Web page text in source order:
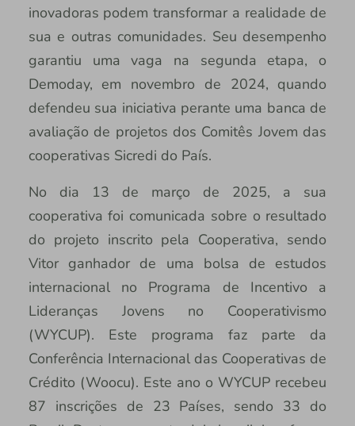
inovadoras podem transformar a realidade de
sua e outras comunidades. Seu desempenho
garantiu uma vaga na segunda etapa, o
Demoday, em novembro de 2024, quando
defendeu sua iniciativa perante uma banca de
avaliação de projetos dos Comitês Jovem das
cooperativas Sicredi do País.
No dia 13 de março de 2025, a sua
cooperativa foi comunicada sobre o resultado
do projeto inscrito pela Cooperativa, sendo
Vitor ganhador de uma bolsa de estudos
internacional no Programa de Incentivo a
Lideranças Jovens no Cooperativismo
(WYCUP). Este programa faz parte da
Conferência Internacional das Cooperativas de
Crédito (Woocu). Este ano o WYCUP recebeu
87 inscrições de 23 Países, sendo 33 do